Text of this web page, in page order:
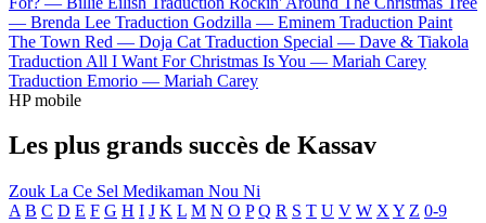
— Brenda Lee Traduction Godzilla — Eminem Traduction Paint
The Town Red — Doja Cat Traduction Special — Dave & Tiakola
Traduction All I Want For Christmas Is You — Mariah Carey
Traduction Emorio — Mariah Carey
HP mobile
Les plus grands succès de Kassav
Zouk La Ce Sel Medikaman Nou Ni
A B C D E F G H I J K L M N O P Q R S T U V W X Y Z 0-9